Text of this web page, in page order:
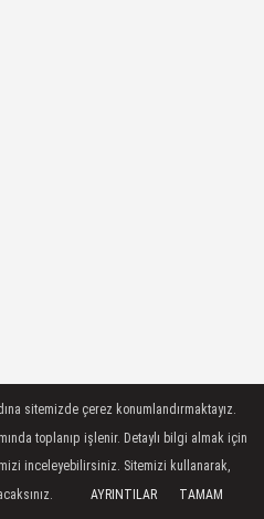
sitemizde çerez konumlandırmaktayız.
toplanıp işlenir. Detaylı bilgi almak için
inceleyebilirsiniz. Sitemizi kullanarak,
AYRINTILAR TAMAM